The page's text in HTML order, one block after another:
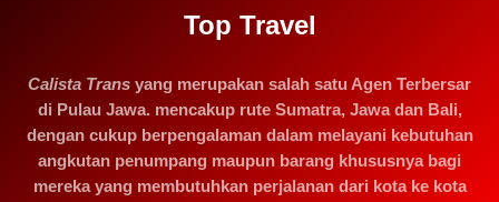
Top Travel
Calista Trans yang merupakan salah satu Agen Terbersar
di Pulau Jawa. mencakup rute Sumatra, Jawa dan Bali,
dengan cukup berpengalaman dalam melayani kebutuhan
angkutan penumpang maupun barang khususnya bagi
mereka yang membutuhkan perjalanan dari kota ke kota